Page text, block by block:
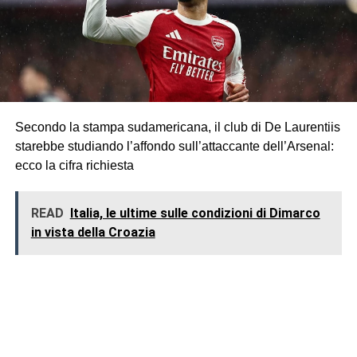
Secondo la stampa sudamericana, il club di De Laurentiis
starebbe studiando l’affondo sull’attaccante dell’Arsenal:
ecco la cifra richiesta
READ Italia, le ultime sulle condizioni di Dimarco
in vista della Croazia